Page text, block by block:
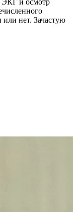
нет. Зачастую